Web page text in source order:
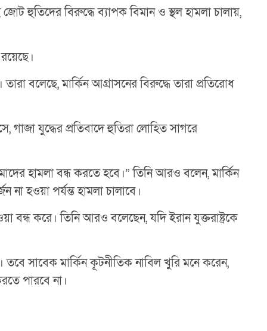
হুতিদের বিরুদ্ধে ব্যাপক বিমান ও স্থল হামলা চালায়,
বলেছে, মার্কিন আগ্রাসনের বিরুদ্ধে তারা প্রতিরোধ
গাজা যুদ্ধের প্রতিবাদে হুতিরা লোহিত সাগরে
হামলা বন্ধ করতে হবে।” তিনি আরও বলেন, মার্কিন
হওয়া পর্যন্ত হামলা চালাবে।
বন্ধ করে। তিনি আরও বলেছেন, যদি ইরান যুক্তরাষ্ট্রকে
তবে সাবেক মার্কিন কূটনীতিক নাবিল খুরি মনে করেন,
পারবে না।